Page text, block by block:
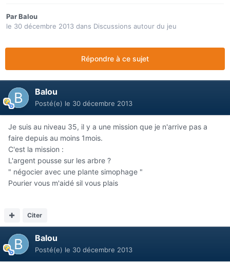
ParBalou
le 30 décembre 2013 dans Discussions autour du jeu
Répondre à ce sujet
Balou
Posté(e) le 30 décembre 2013
Je suis au niveau 35, il y a une mission que je n'arrive pas a
faire depuis au moins 1mois.
C'est la mission :
L'argent pousse sur les arbre ?
" négocier avec une plante simophage "
Pourier vous m'aidé sil vous plais
Citer
Balou
Posté(e) le 30 décembre 2013